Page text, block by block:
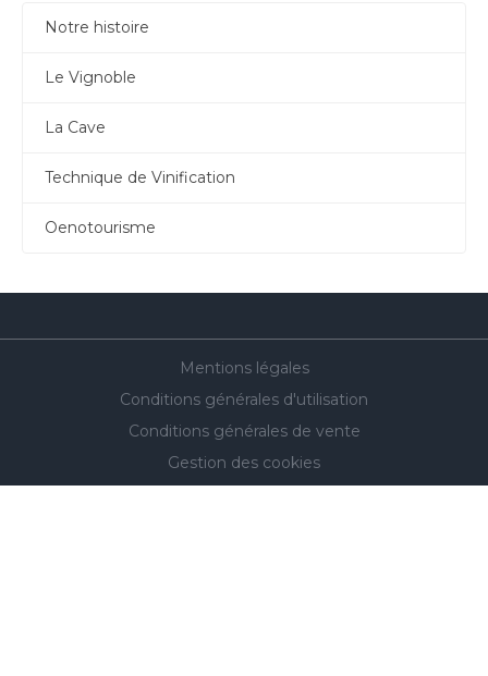
Notre histoire
Le Vignoble
La Cave
Technique de Vinification
Oenotourisme
Mentions légales
Conditions générales d'utilisation
Conditions générales de vente
Gestion des cookies